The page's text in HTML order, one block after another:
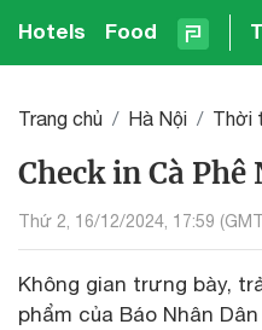
Hotels Food
Trang chủ Hà Nội Thời
Check in Cà Phê
Thứ 2, 16/12/2024, 17:59
Không gian trưng bày,
phẩm của Báo Nhân